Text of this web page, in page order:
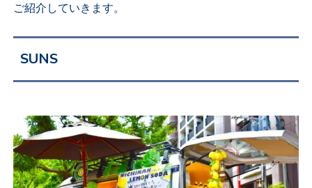
ご紹介していきます。
SUNS